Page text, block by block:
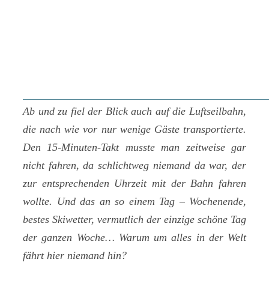
Ab und zu fiel der Blick auch auf die Luftseilbahn,
die nach wie vor nur wenige Gäste transportierte.
Den 15-Minuten-Takt musste man zeitweise gar
nicht fahren, da schlichtweg niemand da war, der
zur entsprechenden Uhrzeit mit der Bahn fahren
wollte. Und das an so einem Tag – Wochenende,
bestes Skiwetter, vermutlich der einzige schöne Tag
der ganzen Woche… Warum um alles in der Welt
fährt hier niemand hin?